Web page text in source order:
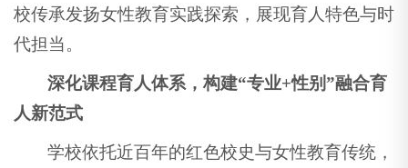
校传承发扬女性教育实践探索，展现育人特色与时
代担当。
深化课程育人体系，构建“专业+性别”融合育
人新范式
学校依托近百年的红色校史与女性教育传统，